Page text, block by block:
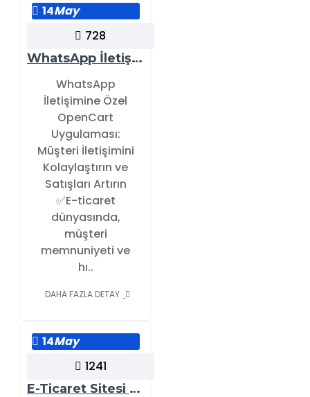
14May
728
WhatsApp İletişimine Özel OpenCart Uygulaması: Müşteri İletişimini Kolaylaştırın ve Satışları Artırın
WhatsApp
İletişimine Özel
OpenCart
Uygulaması:
Müşteri İletişimini
Kolaylaştırın ve
Satışları Artırın
✅E-ticaret
dünyasında,
müşteri
memnuniyeti ve
hı..
DAHA FAZLA DETAY
14May
1241
E-Ticaret Sitesi DEMO – Sektörel Hazır Tasarımlarımızı Keşfedin ✅